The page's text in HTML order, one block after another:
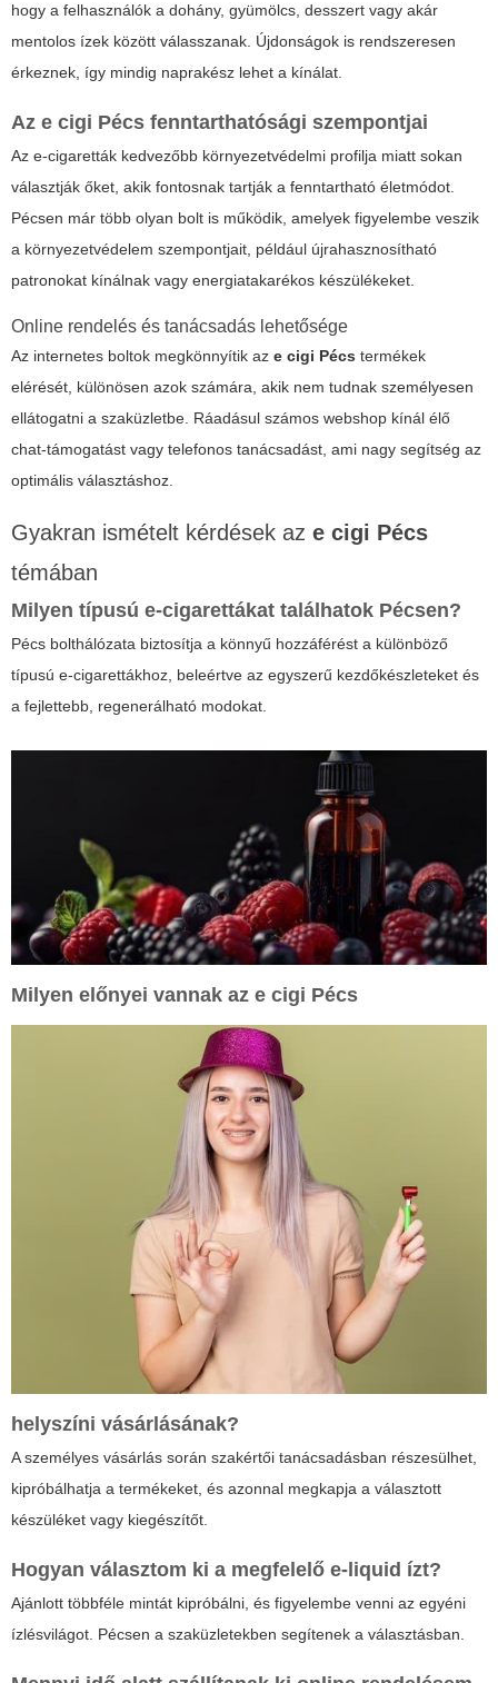
hogy a felhasználók a dohány, gyümölcs, desszert vagy akár
mentolos ízek között válasszanak. Újdonságok is rendszeresen
érkeznek, így mindig naprakész lehet a kínálat.
Az e cigi Pécs fenntarthatósági szempontjai
Az e-cigaretták kedvezőbb környezetvédelmi profilja miatt sokan
választják őket, akik fontosnak tartják a fenntartható életmódot.
Pécsen már több olyan bolt is működik, amelyek figyelembe veszik
a környezetvédelem szempontjait, például újrahasznosítható
patronokat kínálnak vagy energiatakarékos készülékeket.
Online rendelés és tanácsadás lehetősége
Az internetes boltok megkönnyítik az e cigi Pécs termékek
elérését, különösen azok számára, akik nem tudnak személyesen
ellátogatni a szaküzletbe. Ráadásul számos webshop kínál élő
chat-támogatást vagy telefonos tanácsadást, ami nagy segítség az
optimális választáshoz.
Gyakran ismételt kérdések az e cigi Pécs
témában
Milyen típusú e-cigarettákat találhatok Pécsen?
Pécs bolthálózata biztosítja a könnyű hozzáférést a különböző
típusú e-cigarettákhoz, beleértve az egyszerű kezdőkészleteket és
a fejlettebb, regenerálható modokat.
Milyen előnyei vannak az e cigi Pécs
helyszíni vásárlásának?
A személyes vásárlás során szakértői tanácsadásban részesülhet,
kipróbálhatja a termékeket, és azonnal megkapja a választott
készüléket vagy kiegészítőt.
Hogyan választom ki a megfelelő e-liquid ízt?
Ajánlott többféle mintát kipróbálni, és figyelembe venni az egyéni
ízlésvilágot. Pécsen a szaküzletekben segítenek a választásban.